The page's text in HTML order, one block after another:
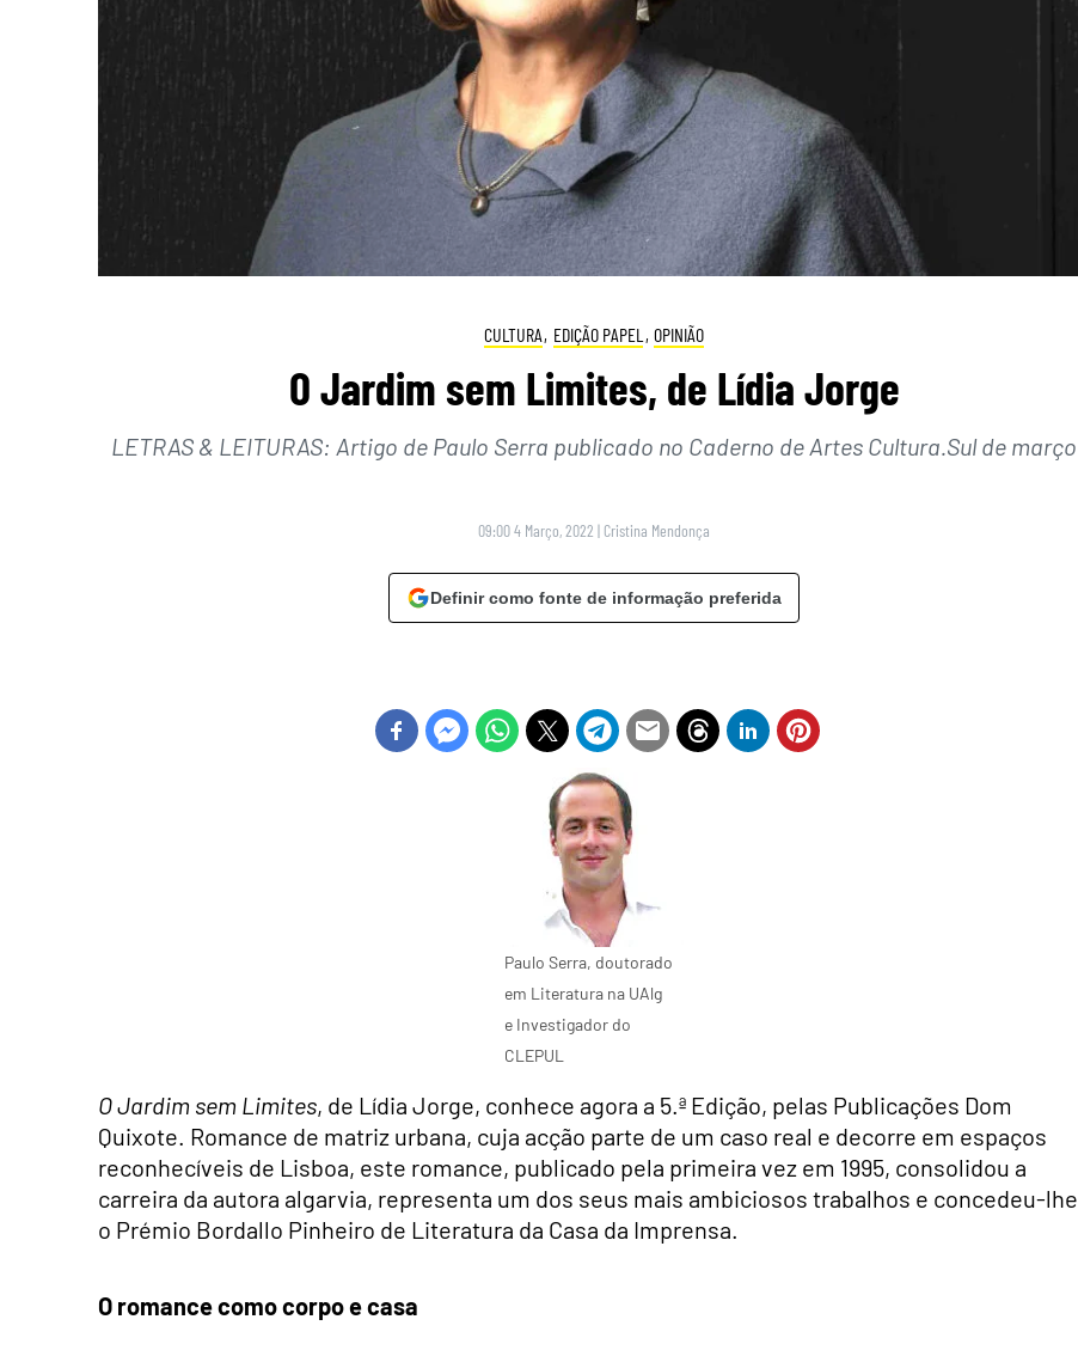
CULTURA, EDIÇÃO PAPEL , OPINIÃO
O Jardim sem Limites, de Lídia Jorge
LETRAS & LEITURAS: Artigo de Paulo Serra publicado no Caderno de Artes Cultura.Sul de março
09:00 4 Março, 2022 | Cristina Mendonça
Definir como fonte de informação preferida
Paulo Serra, doutorado
em Literatura na UAlg
e Investigador do
CLEPUL
O Jardim sem Limites, de Lídia Jorge, conhece agora a 5.ª Edição, pelas Publicações Dom
Quixote. Romance de matriz urbana, cuja acção parte de um caso real e decorre em espaços
reconhecíveis de Lisboa, este romance, publicado pela primeira vez em 1995, consolidou a
carreira da autora algarvia, representa um dos seus mais ambiciosos trabalhos e concedeu-lhe
o Prémio Bordallo Pinheiro de Literatura da Casa da Imprensa.
O romance como corpo e casa